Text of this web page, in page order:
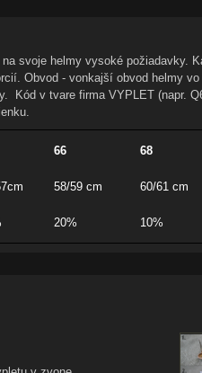
svoje helmy vysoké požiadavky.
Obvod - vonkajší obvod helmy
Kód v tvare firma VYPLET (napr.
66 68
58/59 cm 60/61 cm
20% 10%